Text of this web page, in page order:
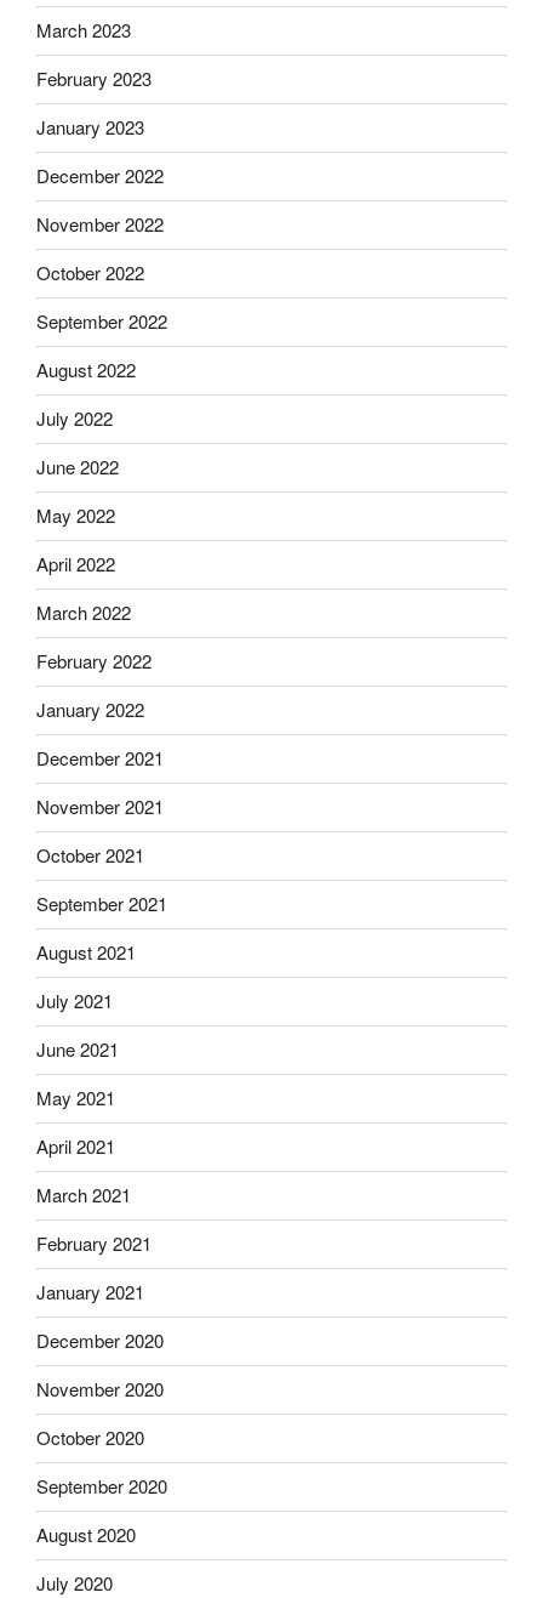
March 2023
February 2023
January 2023
December 2022
November 2022
October 2022
September 2022
August 2022
July 2022
June 2022
May 2022
April 2022
March 2022
February 2022
January 2022
December 2021
November 2021
October 2021
September 2021
August 2021
July 2021
June 2021
May 2021
April 2021
March 2021
February 2021
January 2021
December 2020
November 2020
October 2020
September 2020
August 2020
July 2020